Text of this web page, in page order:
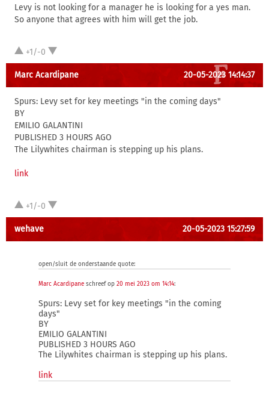
Levy is not looking for a manager he is looking for a yes man.
So anyone that agrees with him will get the job.
+1/-0
Marc Acardipane 20-05-2023 14:14:37
Spurs: Levy set for key meetings "in the coming days"
BY
EMILIO GALANTINI
PUBLISHED 3 HOURS AGO
The Lilywhites chairman is stepping up his plans.
link
+1/-0
wehave 20-05-2023 15:27:59
open/sluit de onderstaande quote:
Marc Acardipane schreef op 20 mei 2023 om 14:14:
Spurs: Levy set for key meetings "in the coming
days"
BY
EMILIO GALANTINI
PUBLISHED 3 HOURS AGO
The Lilywhites chairman is stepping up his plans.
link